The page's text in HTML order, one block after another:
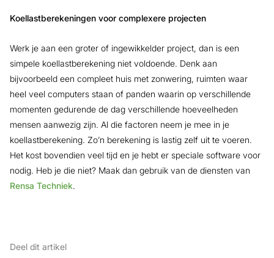
Koellastberekeningen voor complexere projecten
Werk je aan een groter of ingewikkelder project, dan is een
simpele koellastberekening niet voldoende. Denk aan
bijvoorbeeld een compleet huis met zonwering, ruimten waar
heel veel computers staan of panden waarin op verschillende
momenten gedurende de dag verschillende hoeveelheden
mensen aanwezig zijn. Al die factoren neem je mee in je
koellastberekening. Zo’n berekening is lastig zelf uit te voeren.
Het kost bovendien veel tijd en je hebt er speciale software voor
nodig. Heb je die niet? Maak dan gebruik van de diensten van
Rensa Techniek.
Deel dit artikel